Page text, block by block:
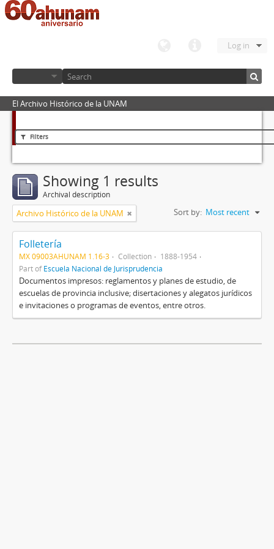
Log in
El Archivo Histórico de la UNAM
Filters
Showing 1 results
Archival description
Archivo Histórico de la UNAM Sort by: Most recent
Folletería
MX 09003AHUNAM 1.16-3 Collection
1888-1954
Part ofEscuela Nacional de Jurisprudencia
Documentos impresos: reglamentos y planes de estudio, de
escuelas de provincia inclusive; disertaciones y alegatos jurídicos
e invitaciones o programas de eventos, entre otros.